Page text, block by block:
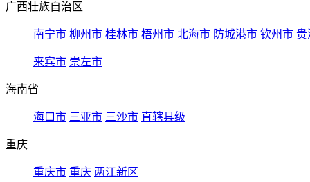
广西壮族自治区
南宁市 柳州市 桂林市 梧州市 北海市 防城港市 钦州市 贵
来宾市 崇左市
海南省
海口市 三亚市 三沙市 直辖县级
重庆
重庆市 重庆 两江新区